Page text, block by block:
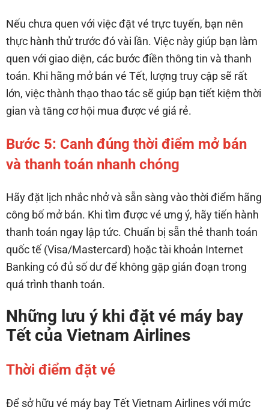
Nếu chưa quen với việc đặt vé trực tuyến, bạn nên
thực hành thử trước đó vài lần. Việc này giúp bạn làm
quen với giao diện, các bước điền thông tin và thanh
toán. Khi hãng mở bán vé Tết, lượng truy cập sẽ rất
lớn, việc thành thạo thao tác sẽ giúp bạn tiết kiệm thời
gian và tăng cơ hội mua được vé giá rẻ.
Bước 5: Canh đúng thời điểm mở bán
và thanh toán nhanh chóng
Hãy đặt lịch nhắc nhở và sẵn sàng vào thời điểm hãng
công bố mở bán. Khi tìm được vé ưng ý, hãy tiến hành
thanh toán ngay lập tức. Chuẩn bị sẵn thẻ thanh toán
quốc tế (Visa/Mastercard) hoặc tài khoản Internet
Banking có đủ số dư để không gặp gián đoạn trong
quá trình thanh toán.
Những lưu ý khi đặt vé máy bay
Tết của Vietnam Airlines
Thời điểm đặt vé
Để sở hữu vé máy bay Tết Vietnam Airlines với mức